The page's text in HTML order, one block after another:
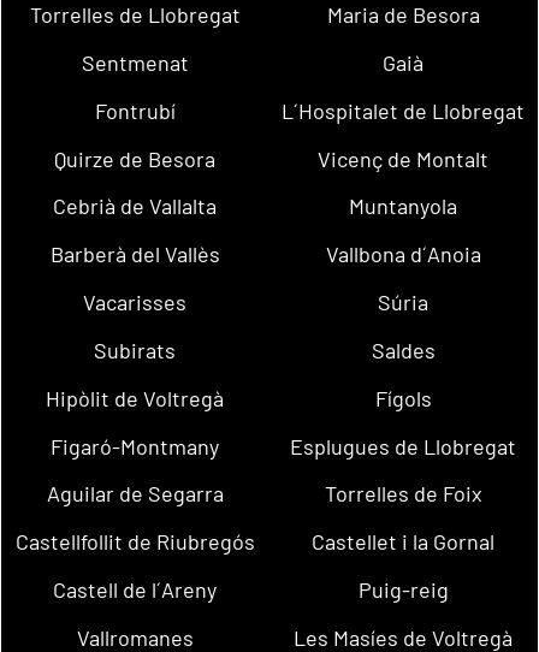
Torrelles de Llobregat
Maria de Besora
Sentmenat
Gaià
Fontrubí
L´Hospitalet de Llobregat
Quirze de Besora
Vicenç de Montalt
Cebrià de Vallalta
Muntanyola
Barberà del Vallès
Vallbona d´Anoia
Vacarisses
Súria
Subirats
Saldes
Hipòlit de Voltregà
Fígols
Figaró-Montmany
Esplugues de Llobregat
Aguilar de Segarra
Torrelles de Foix
Castellfollit de Riubregós
Castellet i la Gornal
Castell de l´Areny
Puig-reig
Vallromanes
Les Masíes de Voltregà